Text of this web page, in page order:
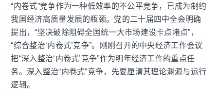
“内卷式”竞争作为一种低效率的不公平竞争，已成为制约
我国经济高质量发展的瓶颈。党的二十届四中全会明确
提出，“坚决破除阻碍全国统一大市场建设卡点堵点”，
“综合整治‘内卷式’竞争”。刚刚召开的中央经济工作会议
把“深入整治‘内卷式’竞争”作为明年经济工作的重点任
务。深入整治“内卷式”竞争，先要厘清其理论渊源与运行
逻辑。